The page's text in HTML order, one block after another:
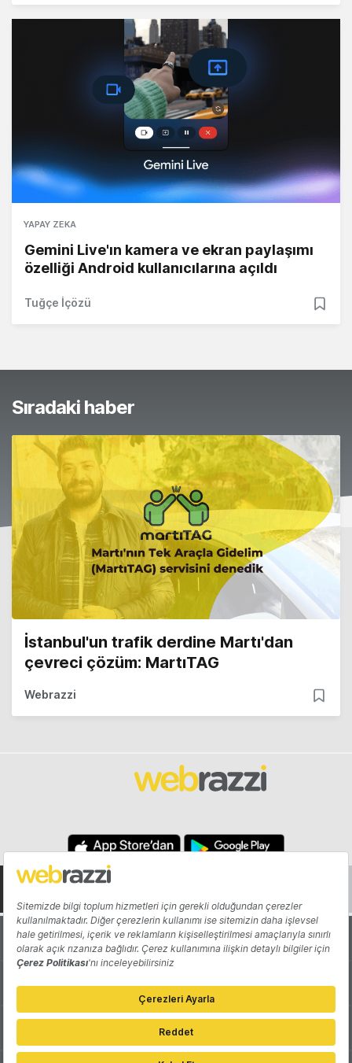
YAPAY ZEKA
Gemini Live'ın kamera ve ekran paylaşımı
özelliği Android kullanıcılarına açıldı
Tuğçe İçözü
Sıradaki haber
İstanbul'un trafik derdine Martı'dan
çevreci çözüm: MartıTAG
Webrazzi
Hakkında Yazarlar
Katkıda Bulun Reklam